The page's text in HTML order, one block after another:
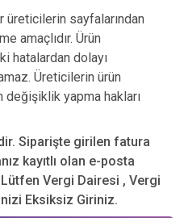
sayfalarından
amaçlıdır. Ürün
hatalardan dolayı
Üreticilerin ürün
yapma hakları
Siparişte girilen fatura
kayıtlı olan e-posta
Vergi Dairesi , Vergi
Eksiksiz Giriniz.